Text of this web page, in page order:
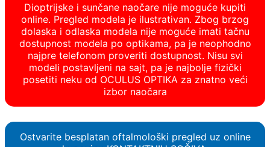
Dioptrijske i sunčane naočare nije moguće kupiti
online. Pregled modela je ilustrativan. Zbog brzog
dolaska i odlaska modela nije moguće imati tačnu
dostupnost modela po optikama, pa je neophodno
najpre telefonom proveriti dostupnost. Nisu svi
modeli postavljeni na sajt, pa je najbolje fizički
posetiti neku od OCULUS OPTIKA za znatno veći
izbor naočara
Ostvarite besplatan oftalmološki pregled uz online